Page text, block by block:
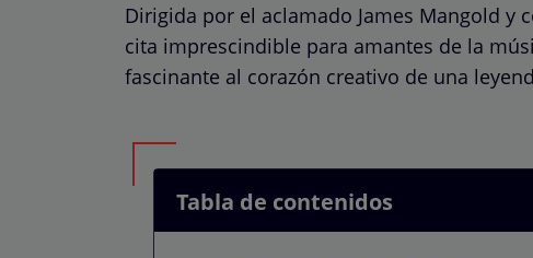
Dirigida por el aclamado James Mangold y
cita imprescindible para amantes de la
fascinante al corazón creativo de una
Tabla de contenidos